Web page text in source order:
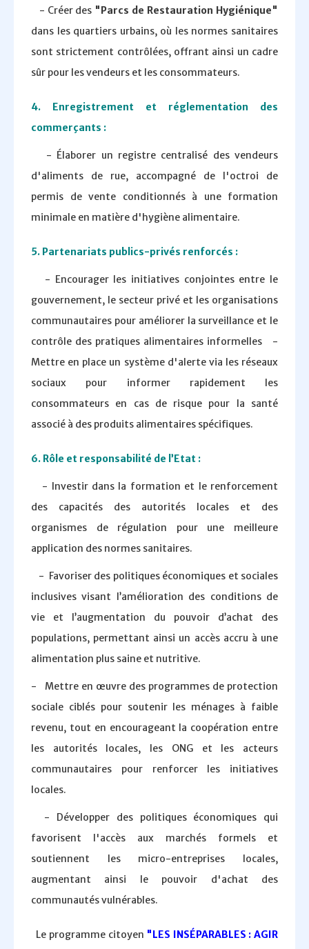
- Créer des "Parcs de Restauration Hygiénique"
dans les quartiers urbains, où les normes sanitaires
sont strictement contrôlées, offrant ainsi un cadre
sûr pour les vendeurs et les consommateurs.
4. Enregistrement et réglementation des
commerçants :
- Élaborer un registre centralisé des vendeurs
d'aliments de rue, accompagné de l'octroi de
permis de vente conditionnés à une formation
minimale en matière d'hygiène alimentaire.
5. Partenariats publics-privés renforcés :
- Encourager les initiatives conjointes entre le
gouvernement, le secteur privé et les organisations
communautaires pour améliorer la surveillance et le
contrôle des pratiques alimentaires informelles -
Mettre en place un système d'alerte via les réseaux
sociaux pour informer rapidement les
consommateurs en cas de risque pour la santé
associé à des produits alimentaires spécifiques.
6. Rôle et responsabilité de l’Etat :
- Investir dans la formation et le renforcement
des capacités des autorités locales et des
organismes de régulation pour une meilleure
application des normes sanitaires.
- Favoriser des politiques économiques et sociales
inclusives visant l’amélioration des conditions de
vie et l’augmentation du pouvoir d’achat des
populations, permettant ainsi un accès accru à une
alimentation plus saine et nutritive.
- Mettre en œuvre des programmes de protection
sociale ciblés pour soutenir les ménages à faible
revenu, tout en encourageant la coopération entre
les autorités locales, les ONG et les acteurs
communautaires pour renforcer les initiatives
locales.
- Développer des politiques économiques qui
favorisent l'accès aux marchés formels et
soutiennent les micro-entreprises locales,
augmentant ainsi le pouvoir d'achat des
communautés vulnérables.
Le programme citoyen "LES INSÉPARABLES : AGIR